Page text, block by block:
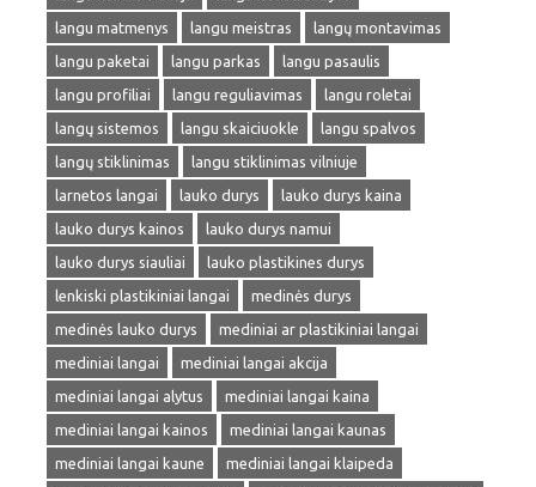
langu matmenys
langu meistras
langų montavimas
langu paketai
langu parkas
langu pasaulis
langu profiliai
langu reguliavimas
langu roletai
langų sistemos
langu skaiciuokle
langu spalvos
langų stiklinimas
langu stiklinimas vilniuje
larnetos langai
lauko durys
lauko durys kaina
lauko durys kainos
lauko durys namui
lauko durys siauliai
lauko plastikines durys
lenkiski plastikiniai langai
medinės durys
medinės lauko durys
mediniai ar plastikiniai langai
mediniai langai
mediniai langai akcija
mediniai langai alytus
mediniai langai kaina
mediniai langai kainos
mediniai langai kaunas
mediniai langai kaune
mediniai langai klaipeda